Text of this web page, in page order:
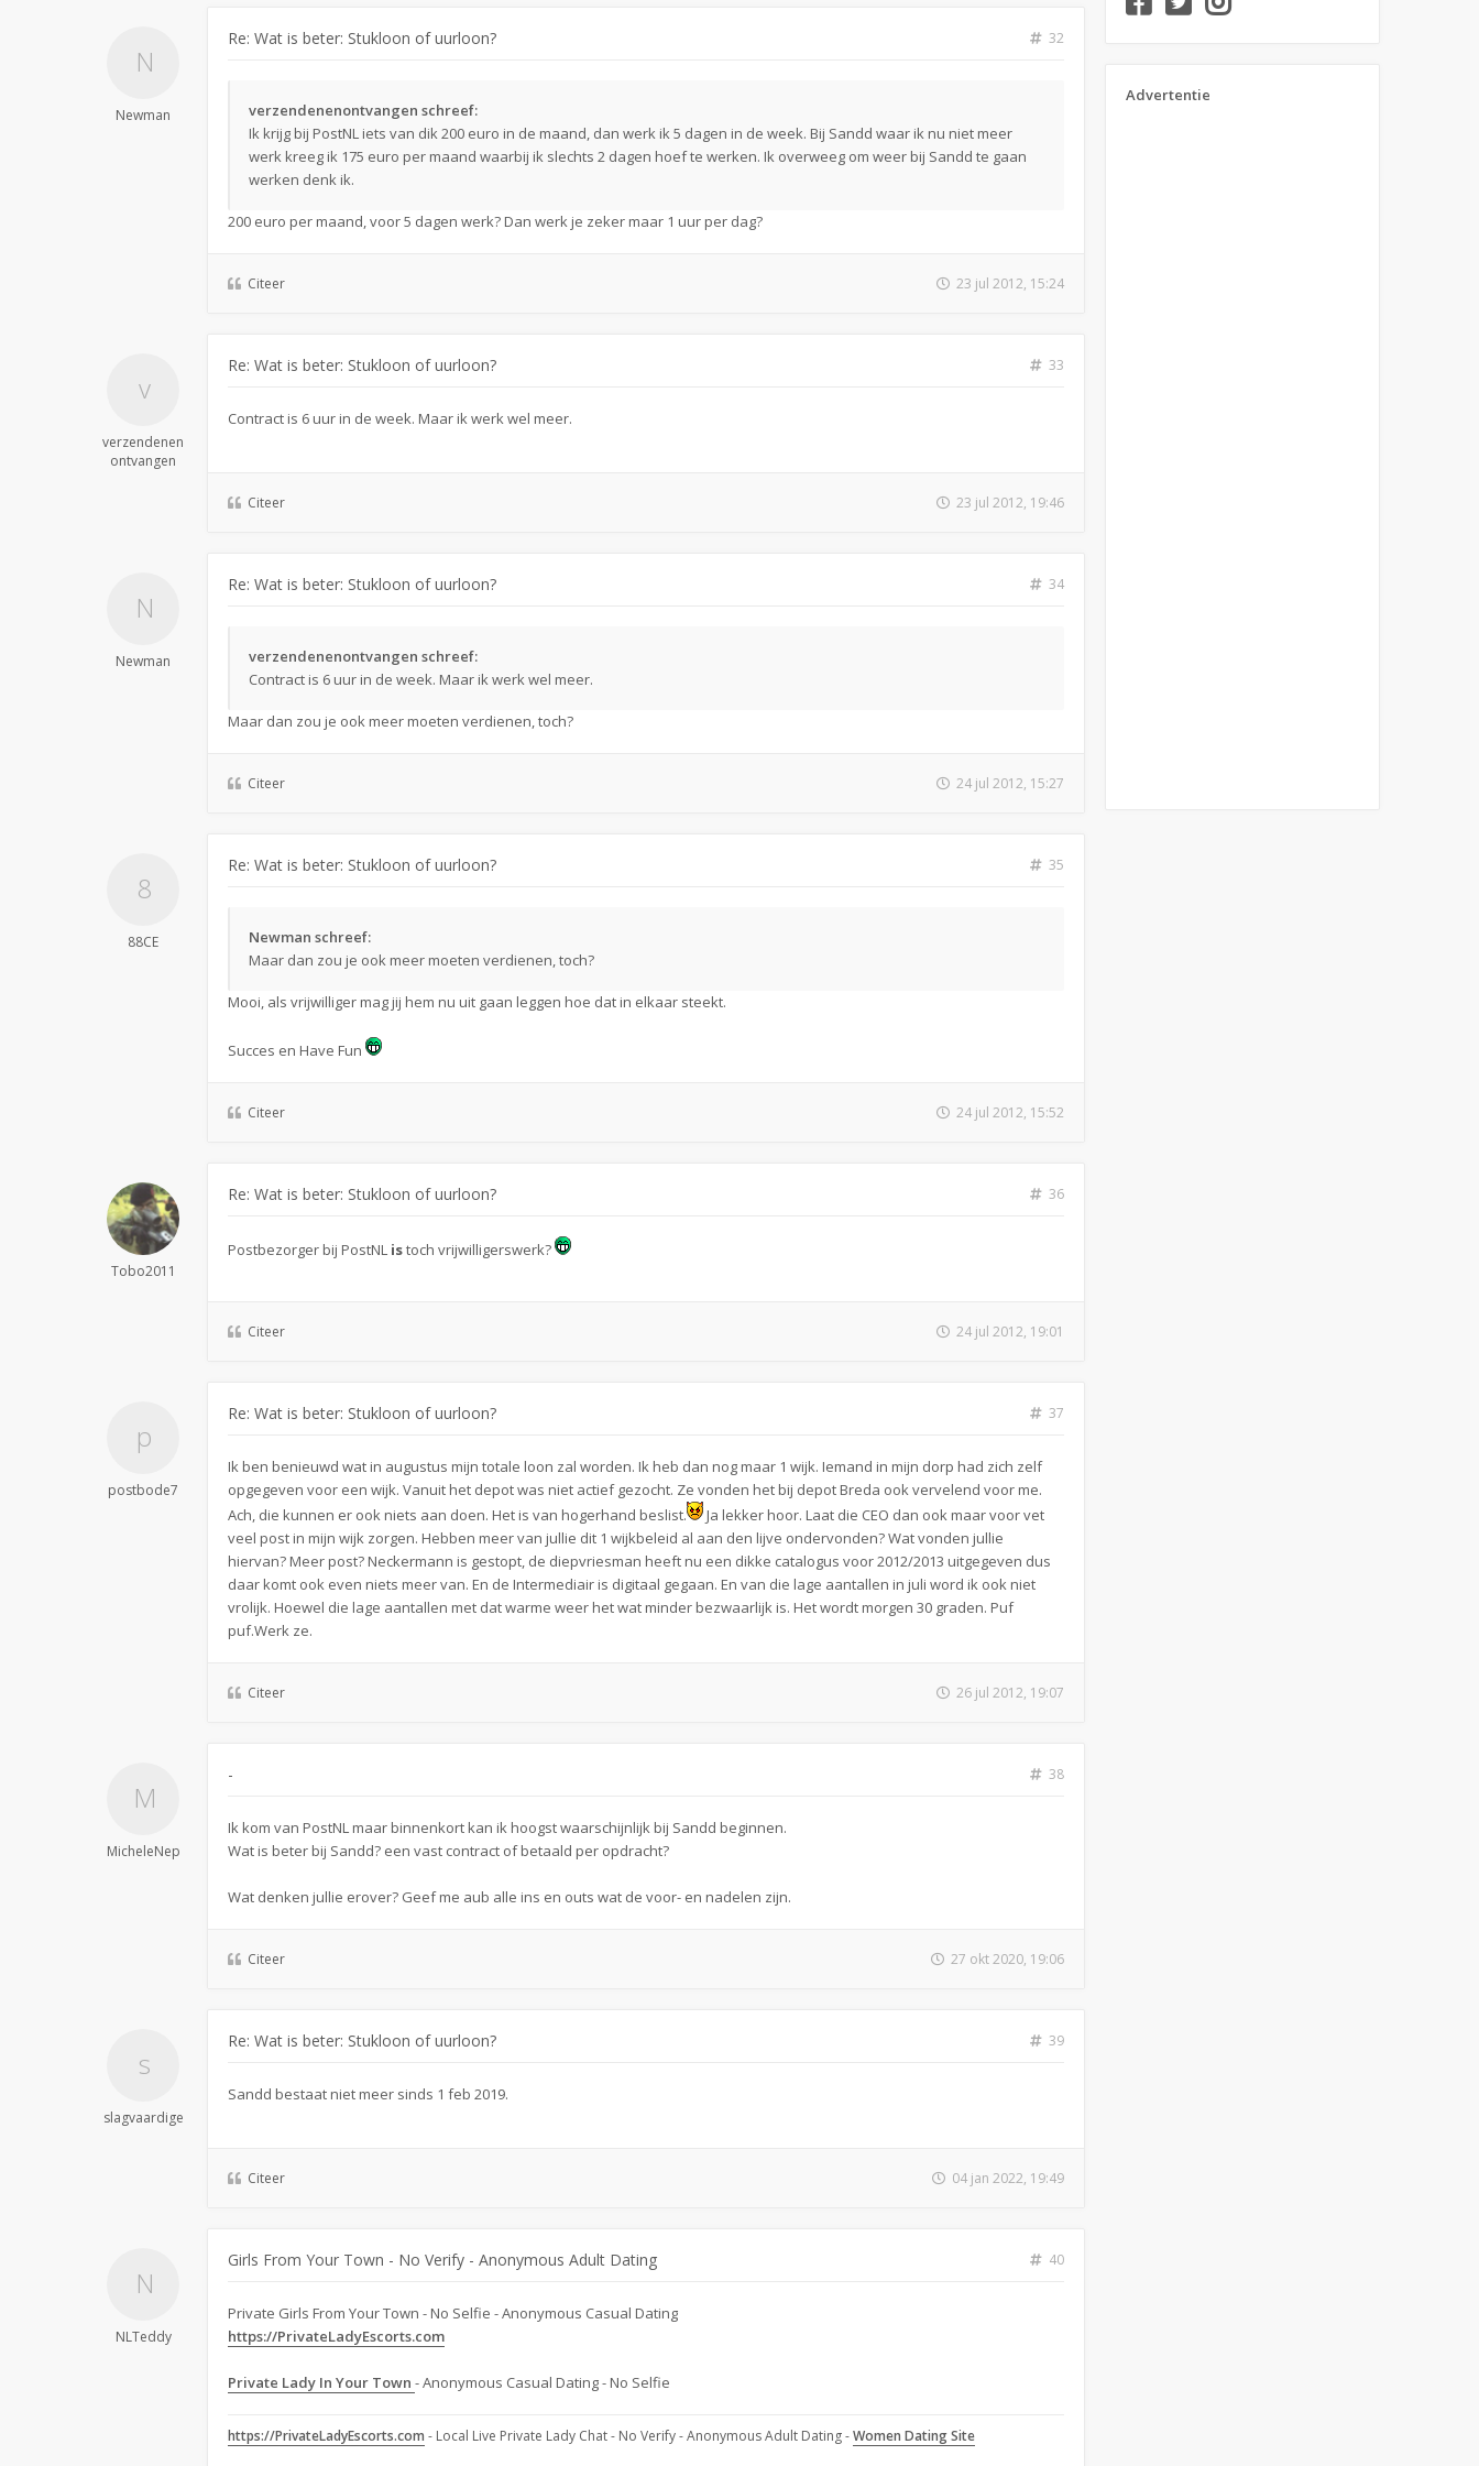
Newman
Re: Wat is beter: Stukloon of uurloon? 32
verzendenenontvangen schreef:
Ik krijg bij PostNL iets van dik 200 euro in de maand, dan werk ik 5 dagen in de week. Bij Sandd waar ik nu niet meer
werk kreeg ik 175 euro per maand waarbij ik slechts 2 dagen hoef te werken. Ik overweeg om weer bij Sandd te gaan
werken denk ik.
200 euro per maand, voor 5 dagen werk? Dan werk je zeker maar 1 uur per dag?
Citeer 23 jul 2012, 15:24
verzendenen
ontvangen
Re: Wat is beter: Stukloon of uurloon? 33
Contract is 6 uur in de week. Maar ik werk wel meer.
Citeer 23 jul 2012, 19:46
Newman
Re: Wat is beter: Stukloon of uurloon? 34
verzendenenontvangen schreef:
Contract is 6 uur in de week. Maar ik werk wel meer.
Maar dan zou je ook meer moeten verdienen, toch?
Citeer 24 jul 2012, 15:27
88CE
Re: Wat is beter: Stukloon of uurloon? 35
Newman schreef:
Maar dan zou je ook meer moeten verdienen, toch?
Mooi, als vrijwilliger mag jij hem nu uit gaan leggen hoe dat in elkaar steekt.
Succes en Have Fun
Citeer 24 jul 2012, 15:52
Tobo2011
Re: Wat is beter: Stukloon of uurloon? 36
Postbezorger bij PostNL istoch vrijwilligerswerk?
Citeer 24 jul 2012, 19:01
postbode7
Re: Wat is beter: Stukloon of uurloon? 37
Ik ben benieuwd wat in augustus mijn totale loon zal worden. Ik heb dan nog maar 1 wijk. Iemand in mijn dorp had zich zelf
opgegeven voor een wijk. Vanuit het depot was niet actief gezocht. Ze vonden het bij depot Breda ook vervelend voor me.
Ach, die kunnen er ook niets aan doen. Het is van hogerhand beslist.
Ja lekker hoor. Laat die CEO dan ook maar voor vet
veel post in mijn wijk zorgen. Hebben meer van jullie dit 1 wijkbeleid al aan den lijve ondervonden? Wat vonden jullie
hiervan? Meer post? Neckermann is gestopt, de diepvriesman heeft nu een dikke catalogus voor 2012/2013 uitgegeven dus
daar komt ook even niets meer van. En de Intermediair is digitaal gegaan. En van die lage aantallen in juli word ik ook niet
vrolijk. Hoewel die lage aantallen met dat warme weer het wat minder bezwaarlijk is. Het wordt morgen 30 graden. Puf
puf.Werk ze.
Citeer 26 jul 2012, 19:07
MicheleNep
- 38
Ik kom van PostNL maar binnenkort kan ik hoogst waarschijnlijk bij Sandd beginnen.
Wat is beter bij Sandd? een vast contract of betaald per opdracht?
Wat denken jullie erover? Geef me aub alle ins en outs wat de voor- en nadelen zijn.
Citeer 27 okt 2020, 19:06
slagvaardige
Re: Wat is beter: Stukloon of uurloon? 39
Sandd bestaat niet meer sinds 1 feb 2019.
Citeer 04 jan 2022, 19:49
NLTeddy
Girls From Your Town - No Verify - Anonymous Adult Dating 40
Private Girls From Your Town - No Selfie - Anonymous Casual Dating
https://PrivateLadyEscorts.com
Private Lady In Your Town - Anonymous Casual Dating - No Selfie
https://PrivateLadyEscorts.com - Local Live Private Lady Chat - No Verify - Anonymous Adult Dating -Women Dating Site
Advertentie